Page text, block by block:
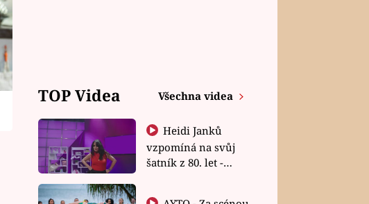
TOP Videa Všechna videa
Heidi Janků
vzpomíná na svůj
šatník z 80. let -